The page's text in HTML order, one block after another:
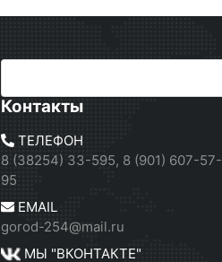
Контакты
ТЕЛЕФОН
8 (38254) 33-595, 8 (901) 607-57-
95
EMAIL
gorod-254@mail.ru
МЫ "ВКОНТАКТЕ"